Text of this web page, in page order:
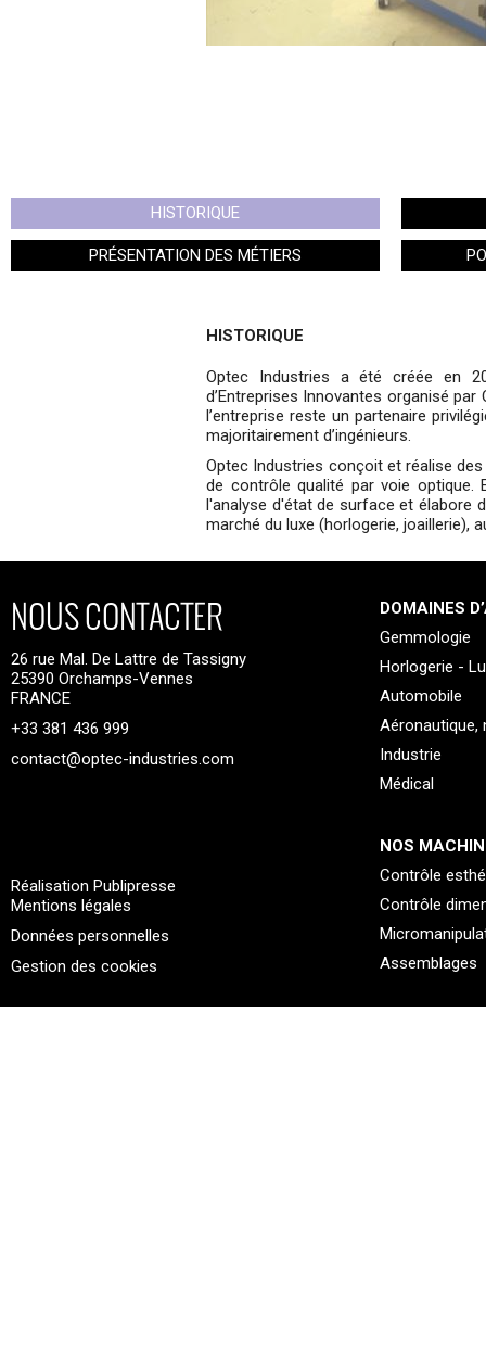
HISTORIQUE
PRÉSENTATION DES MÉTIERS
HISTORIQUE
Optec Industries a été créée en
d’Entreprises Innovantes organisé par
l’entreprise reste un partenaire
majoritairement d’ingénieurs.
Optec Industries conçoit et réalise
de contrôle qualité par voie optique.
l'analyse d'état de surface et élabore
marché du luxe (horlogerie, joaillerie),
NOUS CONTACTER
26 rue Mal. De Lattre de Tassigny
25390 Orchamps-Vennes
FRANCE
+33 381 436 999
contact@optec-industries.com
DOMAINES
Gemmologie
Horlogerie -
Automobile
Aéronautique,
Industrie
Médical
NOS
Contrôle
Contrôle
Assemblages
Réalisation Publipresse
Mentions légales
Données personnelles
Gestion des cookies